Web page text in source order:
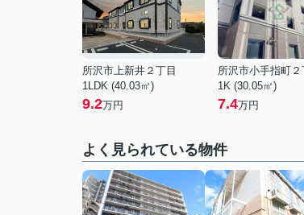
所沢市上新井２丁目
1LDK (40.03㎡)
9.2万円
所沢市小手指町２
1K (30.05㎡)
7.4万円
よく見られている物件